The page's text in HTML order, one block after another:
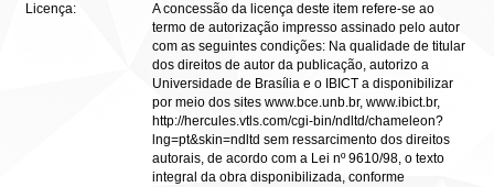
Licença:
A concessão da licença deste item refere-se ao
termo de autorização impresso assinado pelo autor
com as seguintes condições: Na qualidade de titular
dos direitos de autor da publicação, autorizo a
Universidade de Brasília e o IBICT a disponibilizar
por meio dos sites www.bce.unb.br, www.ibict.br,
http://hercules.vtls.com/cgi-bin/ndltd/chameleon?
lng=pt&skin=ndltd sem ressarcimento dos direitos
autorais, de acordo com a Lei nº 9610/98, o texto
integral da obra disponibilizada, conforme